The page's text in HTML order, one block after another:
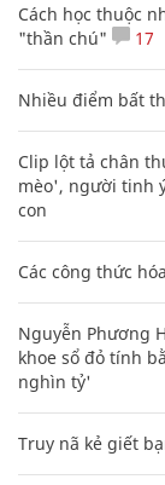
Cách học thuộc
"thần chú"
17
Nhiều điểm bất
Clip lột tả chân
mèo', người tinh
con
Các công thức
Nguyễn Phương
khoe sổ đỏ tính
nghìn tỷ'
Truy nã kẻ giết